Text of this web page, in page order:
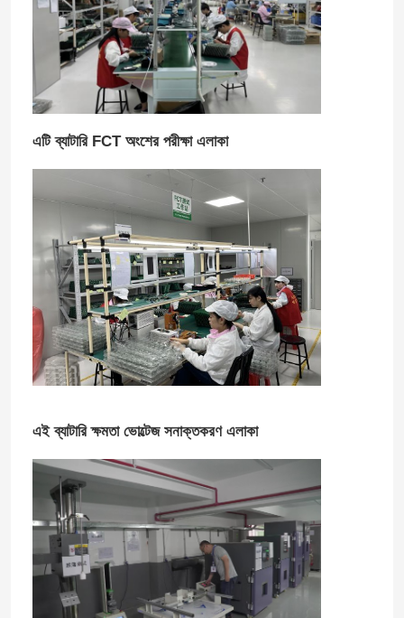
এটি ব্যাটারি FCT অংশের পরীক্ষা এলাকা
এই ব্যাটারি ক্ষমতা ভোল্টেজ সনাক্তকরণ এলাকা